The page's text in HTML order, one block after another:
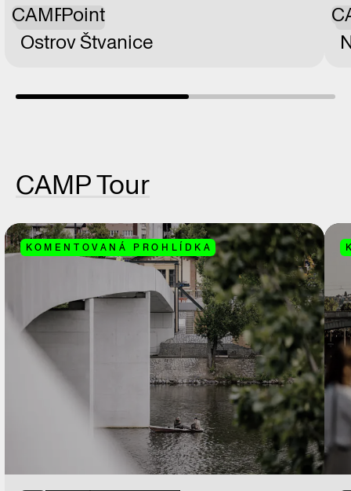
CAMPPoint
Ostrov Štvanice
CAMP Tour
KOMENTOVANÁ PROHLÍDKA